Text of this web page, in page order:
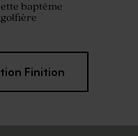
baptême
Finition